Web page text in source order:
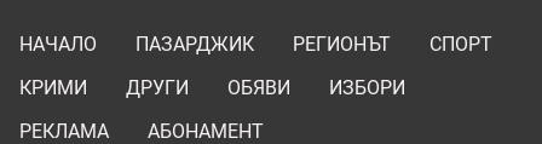
НАЧАЛО ПАЗАРДЖИК РЕГИОНЪТ
СПОРТ
КРИМИ
ДРУГИ ОБЯВИ
ИЗБОРИ
РЕКЛАМА
АБОНАМЕНТ